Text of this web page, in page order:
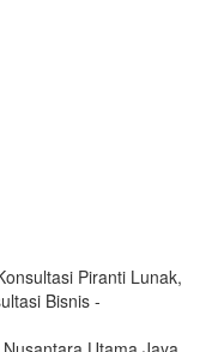
Piranti Lunak,
Bisnis -